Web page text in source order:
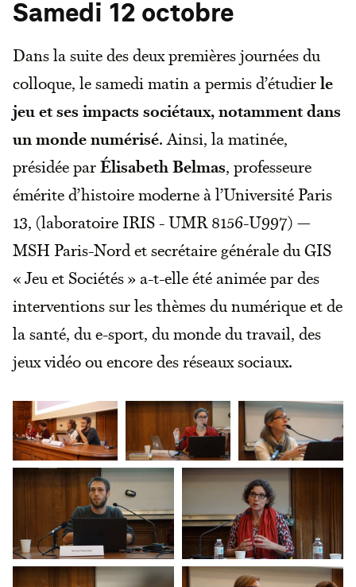
Samedi 12 octobre
Dans la suite des deux premières journées du
colloque, le samedi matin a permis d’étudierle
jeu et ses impacts sociétaux, notamment dans
un monde numérisé. Ainsi, la matinée,
présidée parÉlisabeth Belmas, professeure
émérite d’histoire moderne à l’Université Paris
13, (laboratoire IRIS - UMR 8156-U997) —
MSH Paris-Nord et secrétaire générale du GIS
« Jeu et Sociétés » a-t-elle été animée par des
interventions sur les thèmes du numérique et de
la santé, du e-sport, du monde du travail, des
jeux vidéo ou encore des réseaux sociaux.